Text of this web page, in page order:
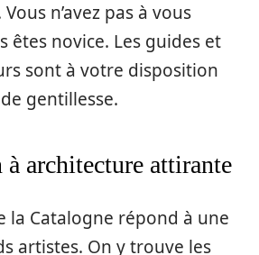
n’avez pas à vous
êtes novice. Les guides et
sont à votre disposition
gentillesse.
architecture attirante
la Catalogne répond à une
artistes. On y trouve les